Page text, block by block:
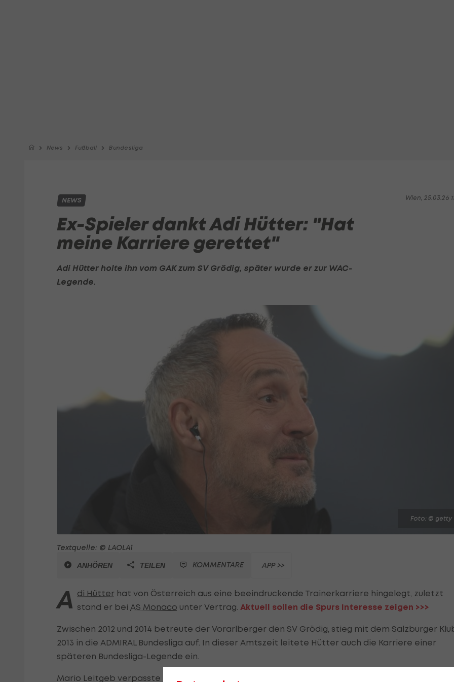
News Fußball Bundesliga
Wien, 25.03.26
NEWS
Ex-Spieler dankt Adi Hütter: "Hat
meine Karriere gerettet"
Adi Hütter holte ihn vom GAKzum SV Grödig, später wurde er zur WAC-
Legende.
Foto: © getty
Textquelle: © LAOLA1
ANHÖREN TEILEN KOMMENTARE APP >>
A di Hütter hat von Österreich aus eine beeindruckende Trainerkarriere hingelegt, zuletzt
stand er bei AS Monaco unter Vertrag. Aktuell sollen die Spurs Interesse zeigen >>>
Zwischen 2012 und 2014 betreute der Vorarlberger den SV Grödig, stieg mit dem Salzburger
2013 in die ADMIRAL Bundesliga auf. In dieser Amtszeit leitete Hütter auch die Karriere einer
späteren Bundesliga-Legende ein.
Mario Leitgeb verpasste 2012 mit dem GAK